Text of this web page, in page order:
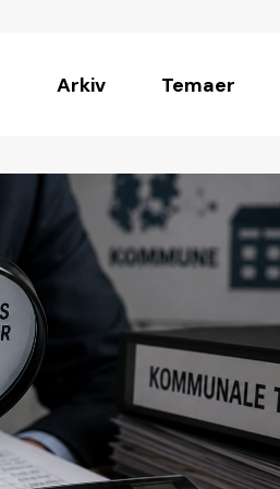
Arkiv Temaer